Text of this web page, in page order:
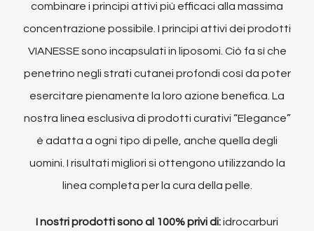
combinare i principi attivi più efficaci alla massima
concentrazione possibile. I principi attivi dei prodotti
VIANESSE sono incapsulati in liposomi. Ciò fa sì che
penetrino negli strati cutanei profondi così da poter
esercitare pienamente la loro azione benefica. La
nostra linea esclusiva di prodotti curativi “Elegance”
è adatta a ogni tipo di pelle, anche quella degli
uomini. I risultati migliori si ottengono utilizzando la
linea completa per la cura della pelle.
I nostri prodotti sono al 100% privi di:idrocarburi